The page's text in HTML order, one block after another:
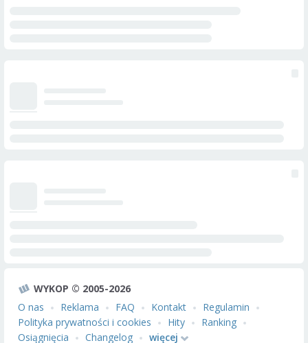
WYKOP © 2005-2026
O nas
Reklama FAQ Kontakt
Regulamin
Polityka prywatności i cookies
Hity
Ranking
Osiągnięcia
Changelog więcej